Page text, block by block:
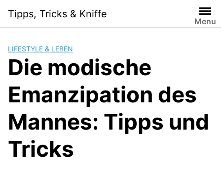
content
Tipps, Tricks & Kniffe
Menu
LIFESTYLE & LEBEN
Die modische
Emanzipation des
Mannes: Tipps und
Tricks